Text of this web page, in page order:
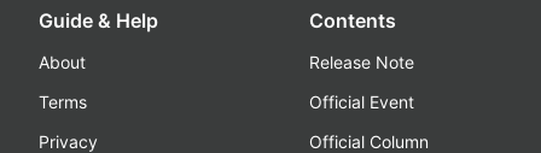
Guide & Help
About
Terms
Privacy
Contents
Release Note
Official Event
Official Column